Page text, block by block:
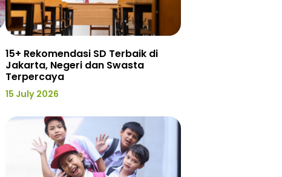
15+ Rekomendasi SD Terbaik di
Jakarta, Negeri dan Swasta
Terpercaya
15 July 2026